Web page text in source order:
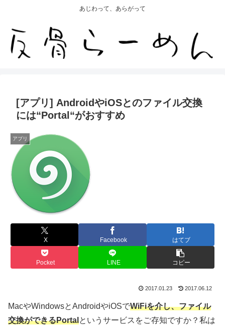
あじわって、あらがって
[アプリ] AndroidやiOSとのファイル交換
には“Portal“がおすすめ
アプリ
X Facebook はてブ
Pocket LINE コピー
2017.01.23 2017.06.12
MacやWindowsとAndroidやiOSでWiFiを介し、ファイル
交換ができるPortalというサービスをご存知ですか？私は